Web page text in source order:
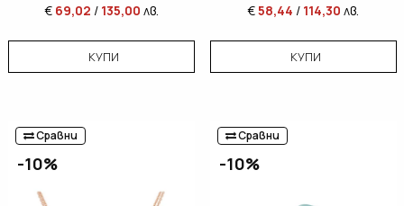
€ 69,02 / 135,00 лв.
КУПИ
€58,44 / 114,30 лв.
КУПИ
Сравни
-10%
Сравни
-10%